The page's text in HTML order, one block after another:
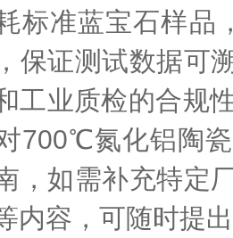
标准蓝宝石样
保证测试数据可
工业质检的合规
对700℃氮化铝陶
，如需补充特定
内容，可随时提